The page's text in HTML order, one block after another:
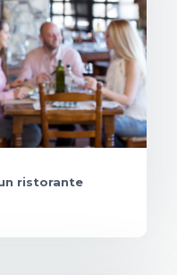
ristorante